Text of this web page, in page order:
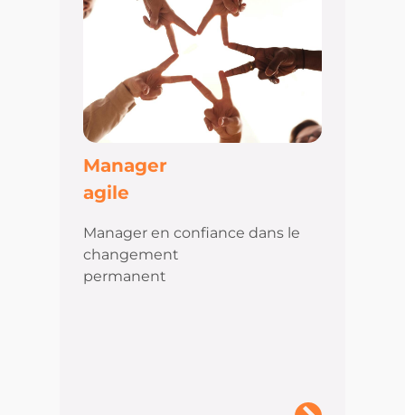
Manager
agile
Manager en confiance dans le
changement
permanent